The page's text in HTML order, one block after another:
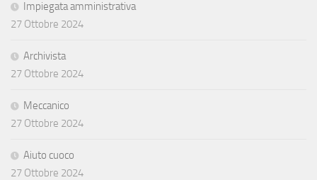
Impiegata amministrativa
27 Ottobre 2024
Archivista
27 Ottobre 2024
Meccanico
27 Ottobre 2024
Aiuto cuoco
27 Ottobre 2024